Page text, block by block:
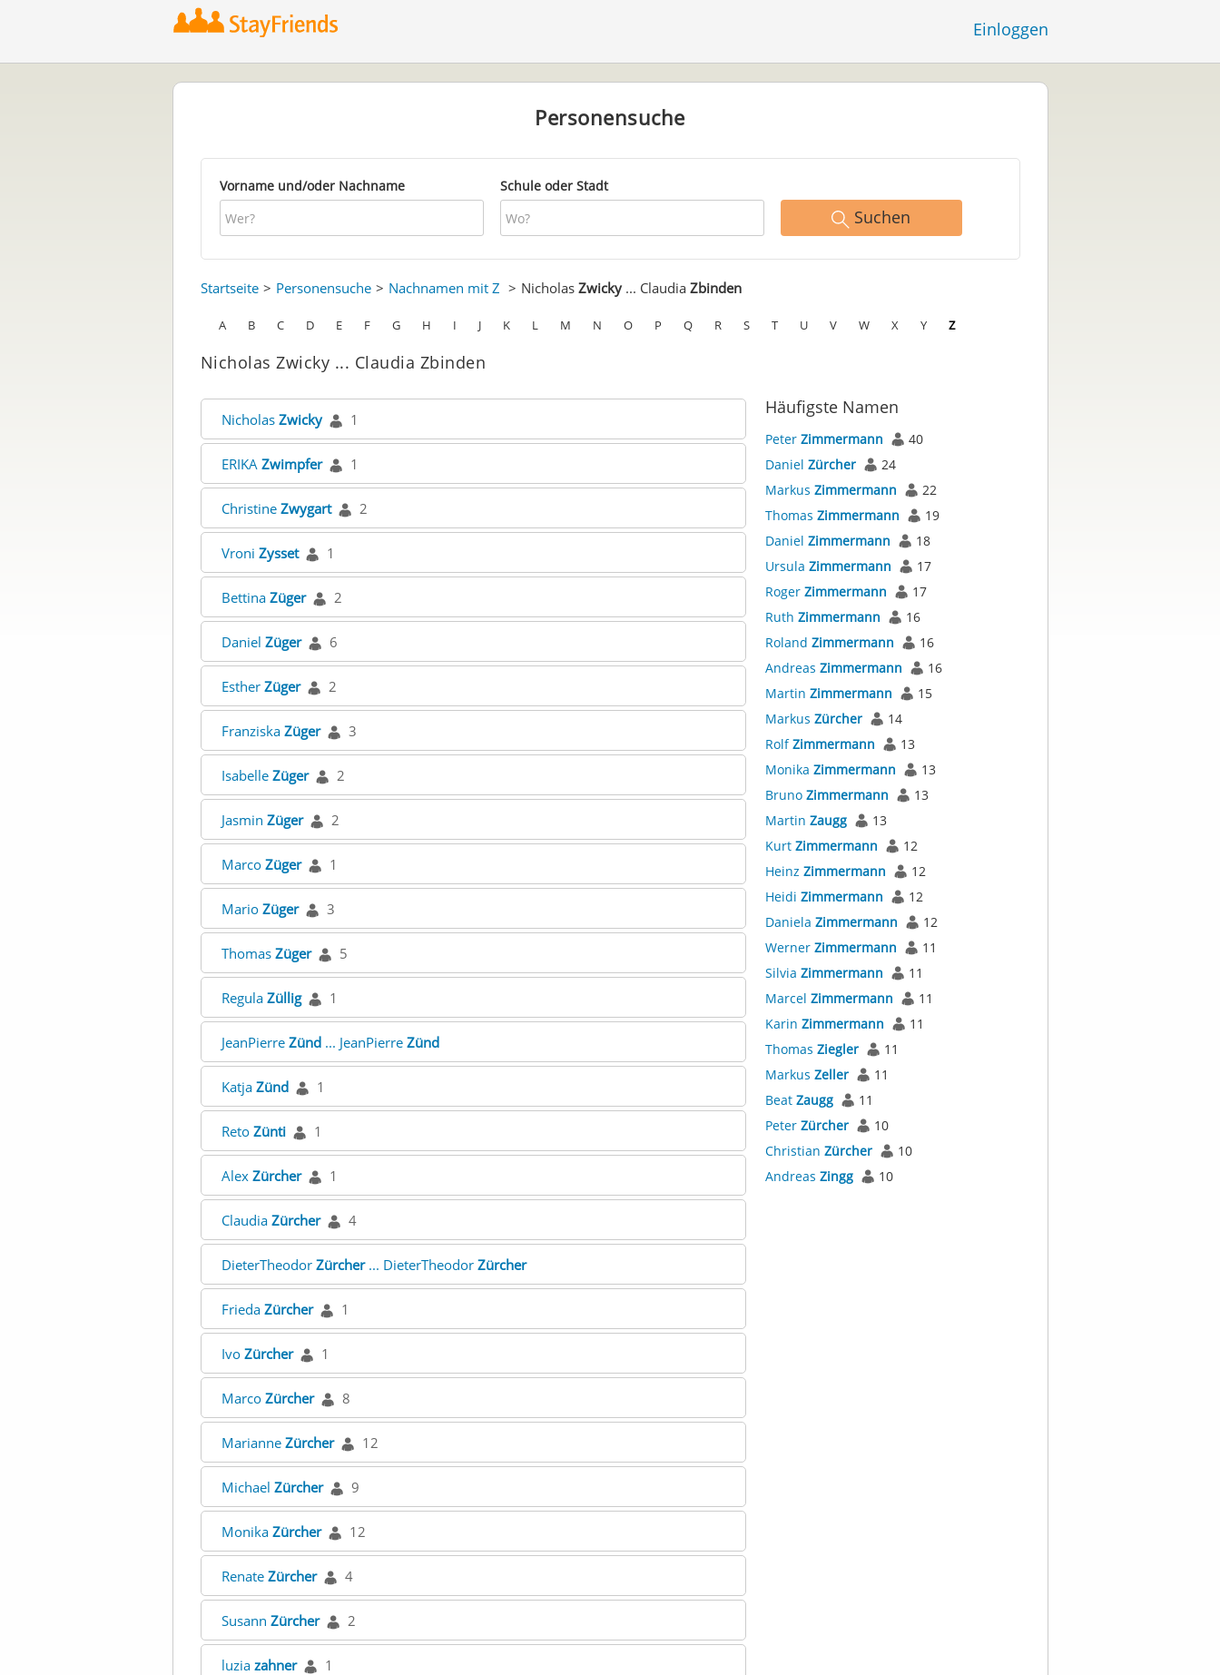
Einloggen
Personensuche
Vorname und/oder Nachname Schule oder Stadt
Suchen
Startseite Personensuche Nachnamen mit Z Nicholas Zwicky... Claudia Zbinden
A B C D E F G H I J K L M N O P Q R S T U V W X Y Z
Nicholas Zwicky ... Claudia Zbinden
Nicholas Zwicky 1
ERIKA Zwimpfer 1
Christine Zwygart 2
Vroni Zysset 1
Bettina Züger 2
Daniel Züger 6
Esther Züger 2
Franziska Züger 3
Isabelle Züger 2
Jasmin Züger 2
Marco Züger 1
Mario Züger 3
Thomas Züger 5
Regula Züllig 1
JeanPierre Zünd... JeanPierre Zünd
Katja Zünd 1
Reto Zünti 1
Alex Zürcher 1
Claudia Zürcher 4
DieterTheodor Zürcher... DieterTheodor Zürcher
Frieda Zürcher 1
Ivo Zürcher 1
Marco Zürcher 8
Marianne Zürcher 12
Michael Zürcher 9
Monika Zürcher 12
Renate Zürcher 4
Susann Zürcher 2
luzia zahner 1
Häufigste Namen
Peter Zimmermann
40
Daniel Zürcher
24
Markus Zimmermann
22
Thomas Zimmermann
19
Daniel Zimmermann
18
Ursula Zimmermann
17
Roger Zimmermann
17
Ruth Zimmermann
16
Roland Zimmermann
16
Andreas Zimmermann
16
Martin Zimmermann
15
Markus Zürcher
14
RolfZimmermann
13
Monika Zimmermann
13
Bruno Zimmermann
13
Martin Zaugg
13
Kurt Zimmermann
12
Heinz Zimmermann
12
Heidi Zimmermann
12
Daniela Zimmermann
12
Werner Zimmermann
11
Silvia Zimmermann
11
Marcel Zimmermann
11
Karin Zimmermann
11
Thomas Ziegler
11
Markus Zeller
11
Beat Zaugg
11
Peter Zürcher
10
Christian Zürcher
10
Andreas Zingg 10